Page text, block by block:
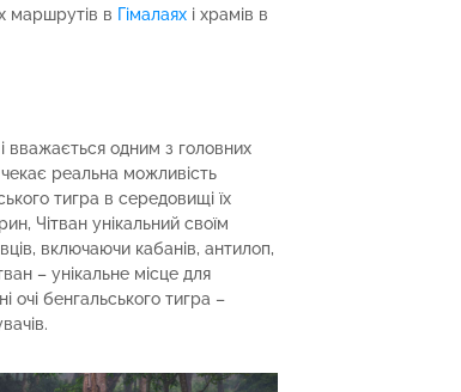
маршрутів в Гімалаях і храмів в
і вважається одним з головних
чекає реальна можливість
тигра в середовищі їх
Чітван унікальний своїм
включаючи кабанів, антилоп,
– унікальне місце для
очі бенгальського тигра –